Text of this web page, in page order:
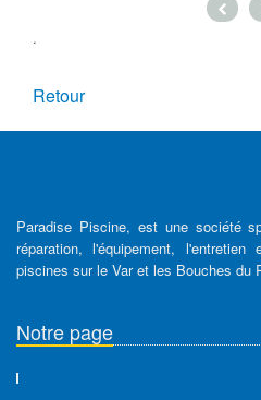
.
Retour
Paradise Piscine, est une société
réparation, l'équipement,
piscines sur le Var et les Bouches du
Notre page